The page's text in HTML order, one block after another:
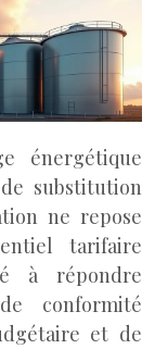
énergétique
substitution
ne repose
tarifaire
à répondre
conformité
et de